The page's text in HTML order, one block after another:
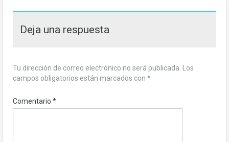
Deja una respuesta
Tu dirección de correo electrónico no será publicada.
Los
campos obligatorios están marcados con *
Comentario *